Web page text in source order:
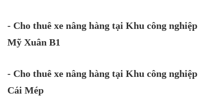
- Cho thuê xe nâng hàng tại Khu công nghiệp
Mỹ Xuân B1
- Cho thuê xe nâng hàng tại Khu công nghiệp
Cái Mép